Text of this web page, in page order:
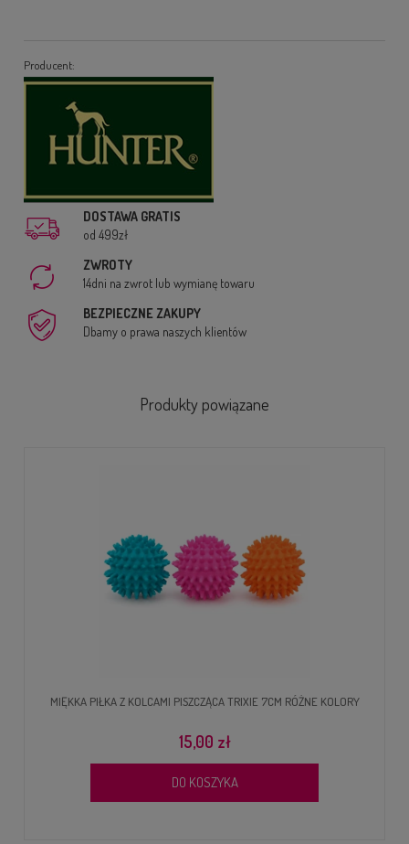
Producent:
DOSTAWA GRATIS
od 499zł
ZWROTY
14dni na zwrot lub wymianę towaru
BEZPIECZNE ZAKUPY
Dbamy o prawa naszych klientów
Produkty powiązane
MIĘKKA PIŁKA Z KOLCAMI PISZCZĄCA TRIXIE 7CM RÓŻNE KOLORY
15,00 zł
DO KOSZYKA